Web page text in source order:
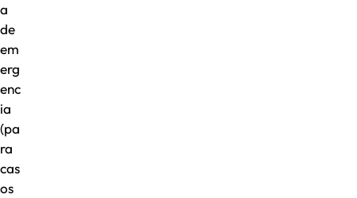
a
de
em
erg
enc
ia
(pa
ra
cas
os